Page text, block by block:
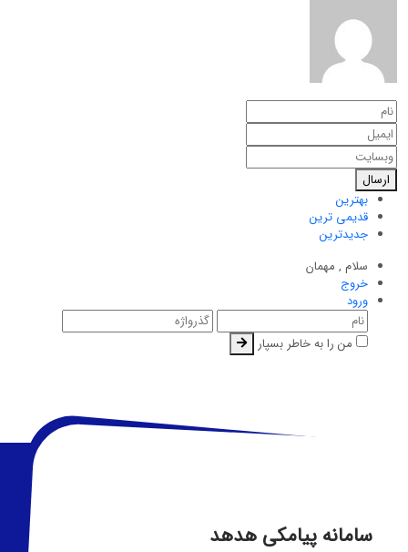
ارسال
بهترین
قدیمی ترین
جدیدترین
سلام , مهمان
خروج
ورود
من را به خاطر بسپار
سامانه پیامکی هدهد